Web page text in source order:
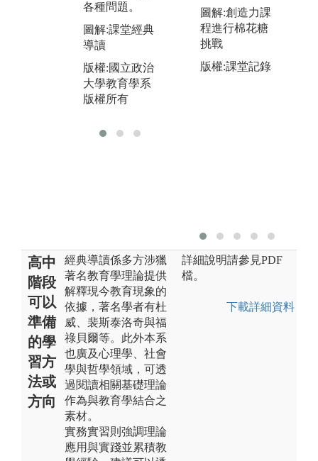
各種問題。
圖解:課堂經典
導讀
版權:國立政治
大學教育學系
版權所有
工作做最充分
的準備。
圖解:創造力課
程進行棉花糖
挑戰
版權:課堂記錄
高中
階段
可以
準備
的學
習方
法或
方向
經典導讀係多方涉獵
著名教育學理論提供
解釋現今教育現象的
依據，著名學者有杜
威、裴斯泰洛奇與福
祿貝爾等。此外本系
也廣及心理學、社會
學與哲學領域，可透
過閱讀相關基礎理論
作為與教育學結合之
素材。
實務實習則強調理論
應用與實踐並累積教
詳細說明請參見PDF
檔。
下載詳細資料